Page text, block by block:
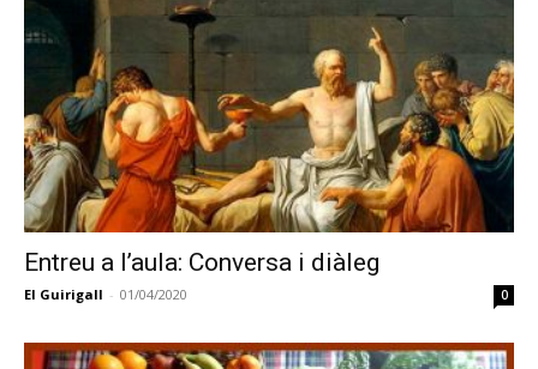
Entreu a l’aula: Conversa i diàleg
El Guirigall - 01/04/2020 0